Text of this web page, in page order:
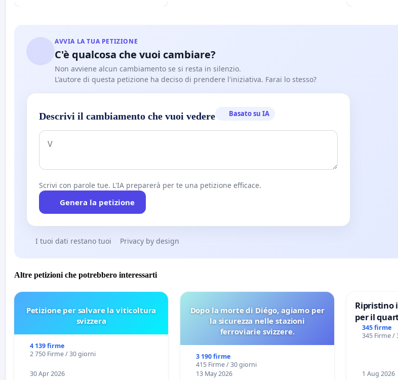
AVVIA LA TUA PETIZIONE
C'è qualcosa che vuoi cambiare?
Non avviene alcun cambiamento se si resta in silenzio.
L'autore di questa petizione ha deciso di prendere l'iniziativa. Farai lo stesso?
Descrivi il cambiamento che vuoi vedere Basato su IA
Scrivi con parole tue. L'IA preparerà per te una petizione efficace.
Genera la petizione
I tuoi dati restano tuoi Privacy by design
Altre petizioni che potrebbero interessarti
Petizione per salvare la viticoltura
svizzera
4 139 firme
2 750 Firme / 30 giorni
30 Apr 2026
Dopo la morte di Diégo, agiamo per
la sicurezza nelle stazioni
ferroviarie svizzere.
3 190 firme
415 Firme / 30 giorni
13 May 2026
Ripristino
per il
di Aprilia
345 firme
345 Firme /
1 Aug 2026